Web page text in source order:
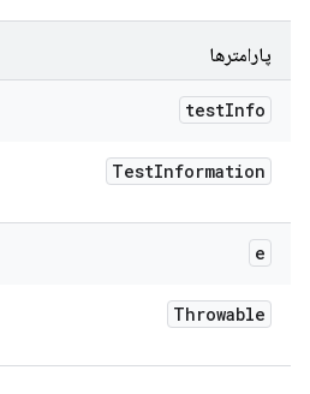
پارامترها
testInfo
TestInformation
e
Throwable